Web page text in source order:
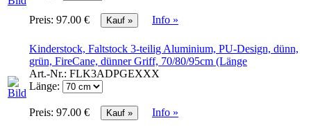
Preis: 97.00 € Info »
Kinderstock, Faltstock 3-teilig Aluminium, PU-Design, dünn,
grün, FireCane, dünner Griff, 70/80/95cm (Länge
Art.-Nr.: FLK3ADPGEXXX
Länge:
Preis: 97.00 € Info »